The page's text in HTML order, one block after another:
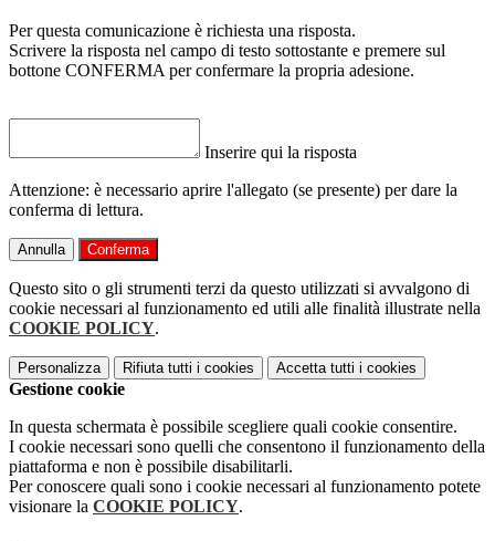
Per questa comunicazione è richiesta una risposta.
Scrivere la risposta nel campo di testo sottostante e premere sul
bottone CONFERMA per confermare la propria adesione.
Inserire qui la risposta
Attenzione: è necessario aprire l'allegato (se presente) per dare la
conferma di lettura.
Annulla Conferma
Questo sito o gli strumenti terzi da questo utilizzati si avvalgono di
cookie necessari al funzionamento ed utili alle finalità illustrate nella
COOKIE POLICY.
Personalizza Rifiuta tutti i cookies Accetta tutti i cookies
Gestione cookie
In questa schermata è possibile scegliere quali cookie consentire.
I cookie necessari sono quelli che consentono il funzionamento della
piattaforma e non è possibile disabilitarli.
Per conoscere quali sono i cookie necessari al funzionamento potete
visionare la COOKIE POLICY.